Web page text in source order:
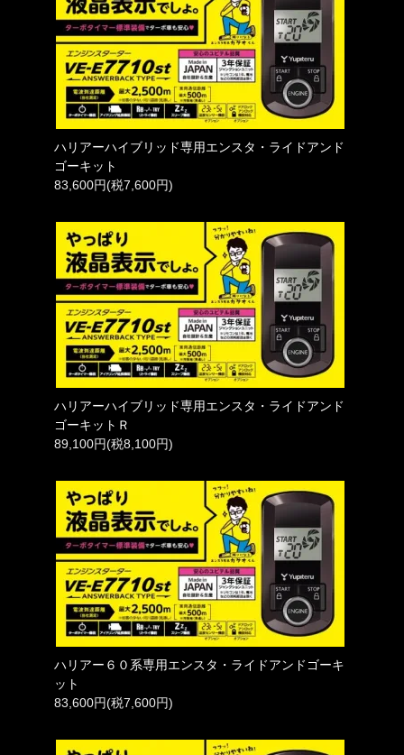
ハリアーハイブリッド専用エンスタ・ライドアンド
ゴーキット
83,600円(税7,600円)
ハリアーハイブリッド専用エンスタ・ライドアンド
ゴーキットＲ
89,100円(税8,100円)
ハリアー６０系専用エンスタ・ライドアンドゴーキ
ット
83,600円(税7,600円)